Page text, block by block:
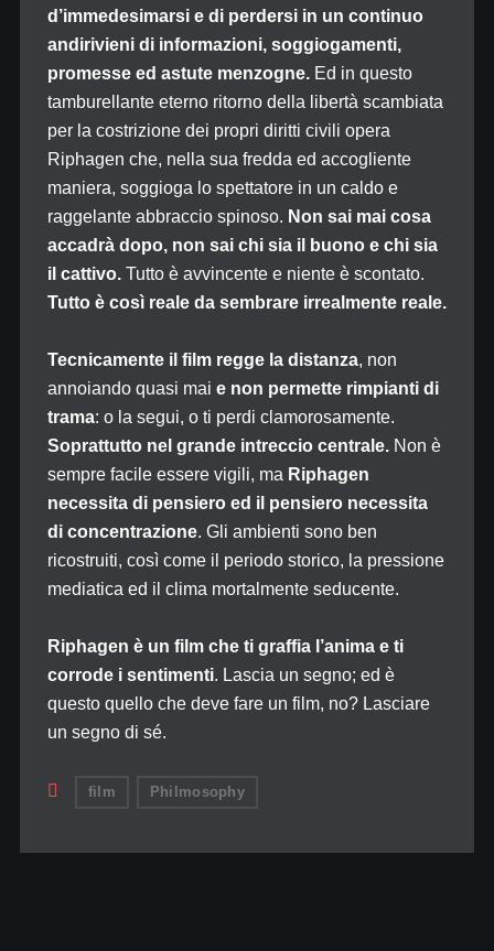
d’immedesimarsi e di perdersi in un continuo
andirivieni di informazioni, soggiogamenti,
promesse ed astute menzogne.Ed in questo
tamburellante eterno ritorno della libertà scambiata
per la costrizione dei propri diritti civili opera
Riphagen che, nella sua fredda ed accogliente
maniera, soggioga lo spettatore in un caldo e
raggelante abbraccio spinoso. Non sai mai cosa
accadrà dopo, non sai chi sia il buono e chi sia
il cattivo.Tutto è avvincente e niente è scontato.
Tutto è così reale da sembrare irrealmente reale.
Tecnicamente il film regge la distanza, non
annoiando quasi mai e non permette rimpianti di
trama: o la segui, o ti perdi clamorosamente.
Soprattutto nel grande intreccio centrale.Non è
sempre facile essere vigili, ma Riphagen
necessita di pensiero ed il pensiero necessita
di concentrazione. Gli ambienti sono ben
ricostruiti, così come il periodo storico, la pressione
mediatica ed il clima mortalmente seducente.
Riphagen è un film che ti graffia l’anima e ti
corrode i sentimenti. Lascia un segno; ed è
questo quello che deve fare un film, no? Lasciare
un segno di sé.
film Philmosophy